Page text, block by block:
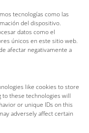
tecnologías como las
del dispositivo.
datos como el
únicos en este sitio web.
afectar negativamente a
like cookies to store
to these technologies will
or unique IDs on this
adversely affect certain